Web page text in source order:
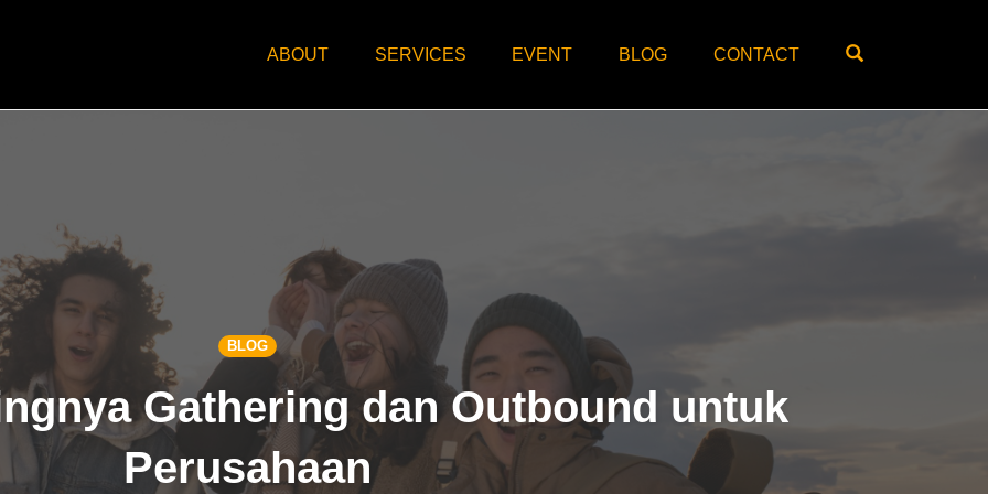
ABOUT SERVICES EVENT BLOG CONTACT
BLOG
Gathering dan Outbound untuk
Perusahaan